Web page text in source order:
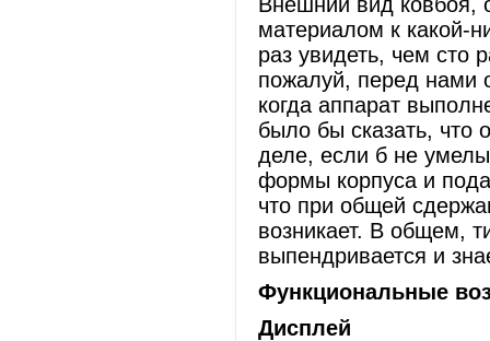
материалом к какой-
раз увидеть, чем сто
пожалуй, перед нами
когда аппарат
было бы сказать, что
деле, если б не
формы корпуса и
что при общей
возникает. В общем,
выпендривается и
Функциональные
Дисплей